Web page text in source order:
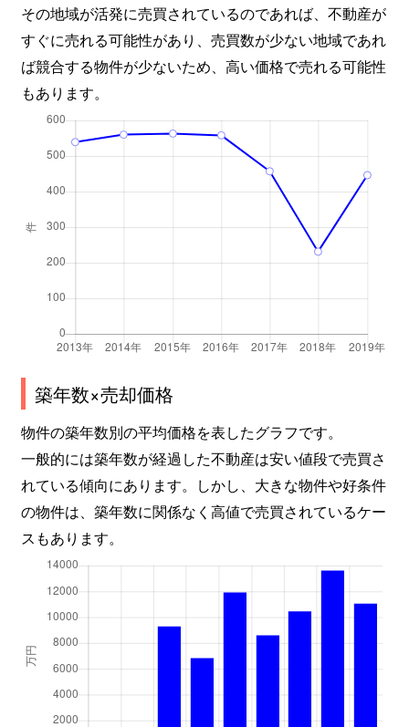
その地域が活発に売買されているのであれば、不動産が
すぐに売れる可能性があり、売買数が少ない地域であれ
ば競合する物件が少ないため、高い価格で売れる可能性
もあります。
築年数×売却価格
物件の築年数別の平均価格を表したグラフです。
一般的には築年数が経過した不動産は安い値段で売買さ
れている傾向にあります。しかし、大きな物件や好条件
の物件は、築年数に関係なく高値で売買されているケー
スもあります。